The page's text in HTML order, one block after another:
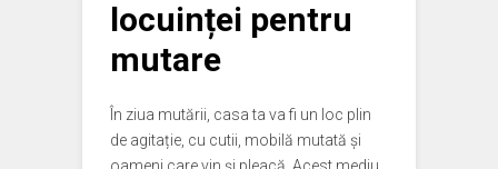
locuinței pentru
mutare
În ziua mutării, casa ta va fi un loc plin
de agitație, cu cutii, mobilă mutată și